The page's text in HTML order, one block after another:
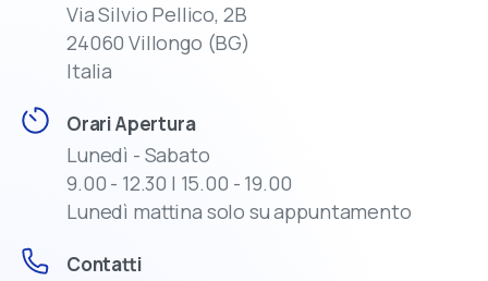
Via Silvio Pellico, 2B
24060 Villongo (BG)
Italia
Orari Apertura
Lunedì - Sabato
9.00 - 12.30 | 15.00 - 19.00
Lunedì mattina solo su appuntamento
Contatti